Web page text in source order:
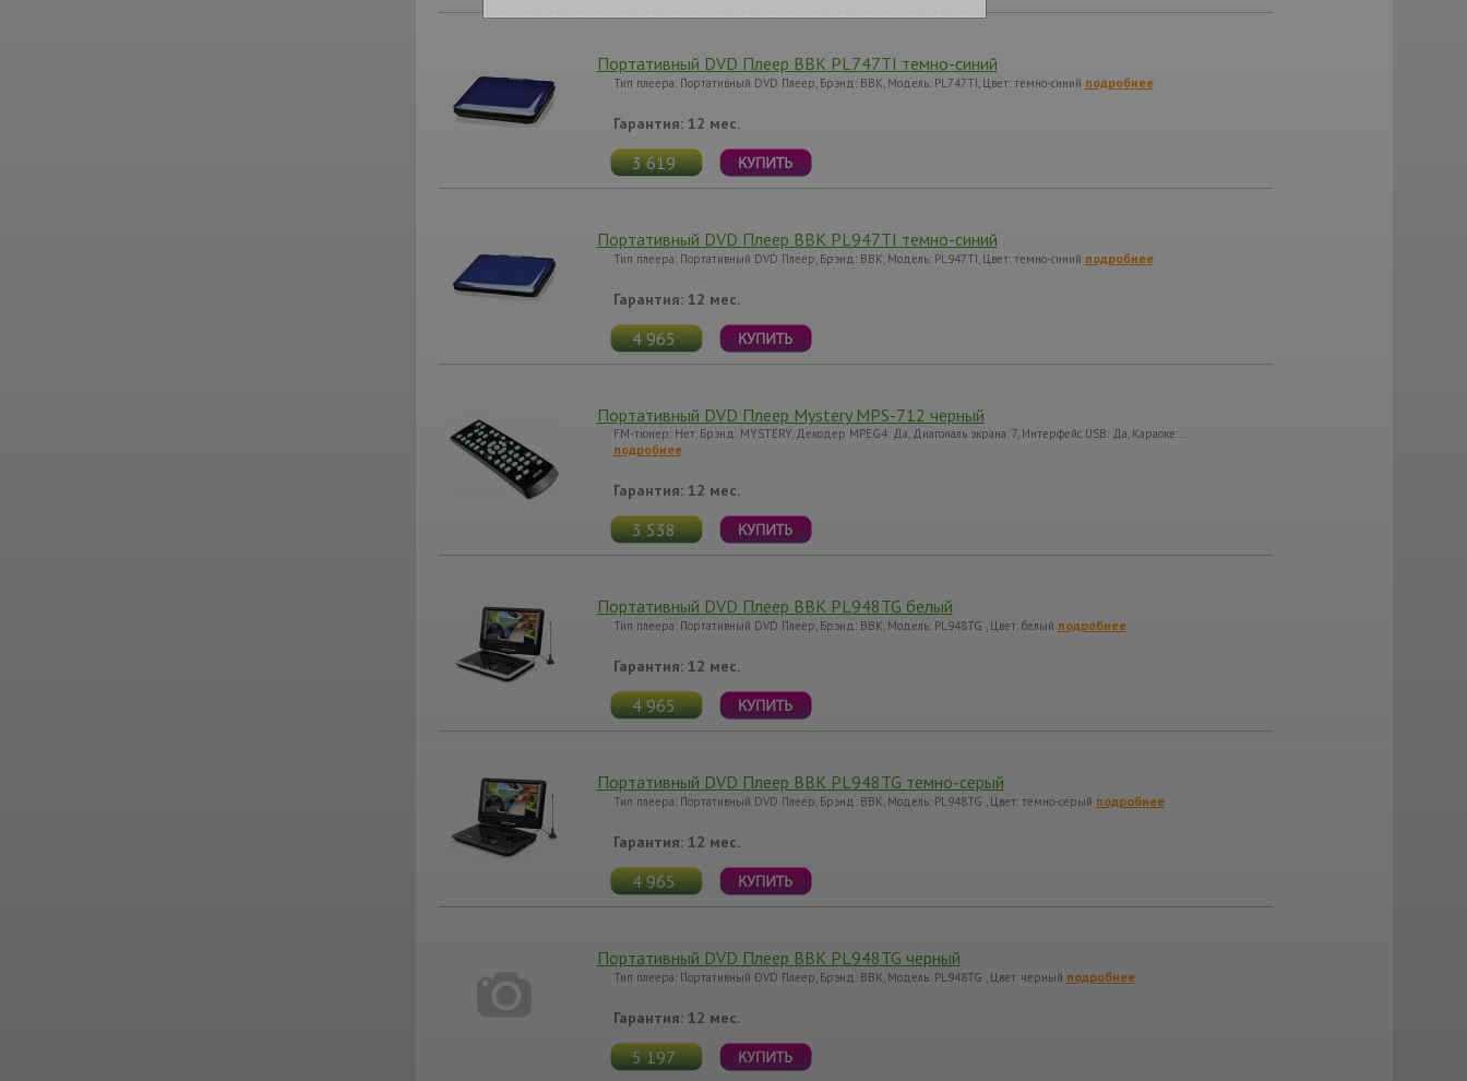
Портативный DVD Плеер BBK PL747TI темно-синий
Тип плеера: Портативный DVD Плеер, Брэнд: BBK, Модель: PL747TI, Цвет: темно-синий подробнее
Гарантия: 12 мес.
3 619
Портативный DVD Плеер BBK PL947TI темно-синий
Тип плеера: Портативный DVD Плеер, Брэнд: BBK, Модель: PL947TI, Цвет: темно-синий подробнее
Гарантия: 12 мес.
4 965
Портативный DVD Плеер Mystery MPS-712 черный
FM-тюнер: Нет, Брэнд: MYSTERY, Декодер MPEG4: Да, Диагональ экрана: 7, Интерфейс USB: Да, Караоке:…
подробнее
Гарантия: 12 мес.
3 538
Портативный DVD Плеер BBK PL948TG белый
Тип плеера: Портативный DVD Плеер, Брэнд: BBK, Модель: PL948TG , Цвет: белый подробнее
Гарантия: 12 мес.
4 965
Портативный DVD Плеер BBK PL948TG темно-серый
Тип плеера: Портативный DVD Плеер, Брэнд: BBK, Модель: PL948TG , Цвет: темно-серый подробнее
Гарантия: 12 мес.
4 965
Портативный DVD Плеер BBK PL948TG черный
Тип плеера: Портативный DVD Плеер, Брэнд: BBK, Модель: PL948TG , Цвет: черный подробнее
Гарантия: 12 мес.
5 197